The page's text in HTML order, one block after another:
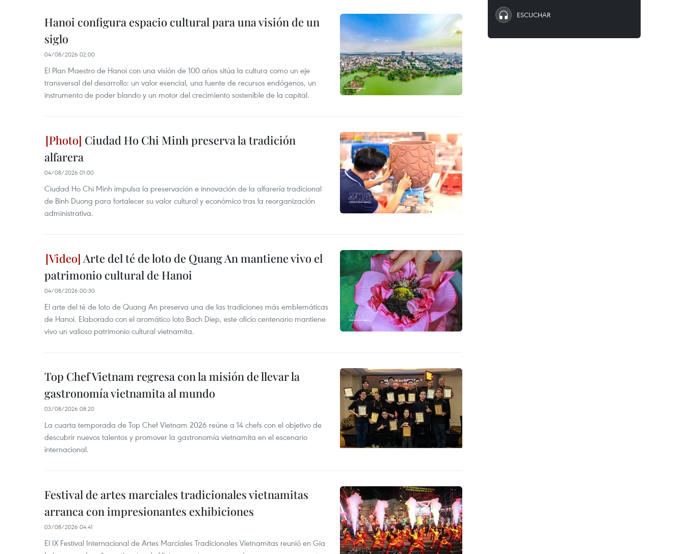
Hanoi configura espacio cultural para una visión de un
siglo
04/08/2026 02:00
El Plan Maestro de Hanoi con una visión de 100 años sitúa la cultura como un eje
transversal del desarrollo: un valor esencial, una fuente de recursos endógenos, un
instrumento de poder blando y un motor del crecimiento sostenible de la capital.
Ciudad Ho Chi Minh preserva la tradición
alfarera
04/08/2026 01:00
Ciudad Ho Chi Minh impulsa la preservación e innovación de la alfarería tradicional
de Binh Duong para fortalecer su valor cultural y económico tras la reorganización
administrativa.
Arte del té de loto de Quang An mantiene vivo el
patrimonio cultural de Hanoi
04/08/2026 00:30
El arte del té de loto de Quang An preserva una de las tradiciones más emblemáticas
de Hanoi. Elaborado con el aromático loto Bach Diep, este oficio centenario mantiene
vivo un valioso patrimonio cultural vietnamita.
Top Chef Vietnam regresa con la misión de llevar la
gastronomía vietnamita al mundo
03/08/2026 08:20
La cuarta temporada de Top Chef Vietnam 2026 reúne a 14 chefs con el objetivo de
descubrir nuevos talentos y promover la gastronomía vietnamita en el escenario
internacional.
Festival de artes marciales tradicionales vietnamitas
arranca con impresionantes exhibiciones
03/08/2026 04:41
El IX Festival Internacional de Artes Marciales Tradicionales Vietnamitas reunió en Gia
ESCUCHAR